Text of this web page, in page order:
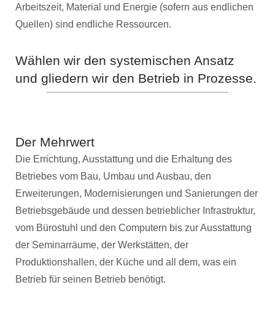
Arbeitszeit, Material und Energie (sofern aus endlichen
Quellen) sind endliche Ressourcen.
Wählen wir den systemischen Ansatz
und gliedern wir den Betrieb in Prozesse.
Der Mehrwert
Die Errichtung, Ausstattung und die Erhaltung des
Betriebes vom Bau, Umbau und Ausbau, den
Erweiterungen, Modernisierungen und Sanierungen der
Betriebsgebäude und dessen betrieblicher Infrastruktur,
vom Bürostuhl und den Computern bis zur Ausstattung
der Seminarräume, der Werkstätten, der
Produktionshallen, der Küche und all dem, was ein
Betrieb für seinen Betrieb benötigt.